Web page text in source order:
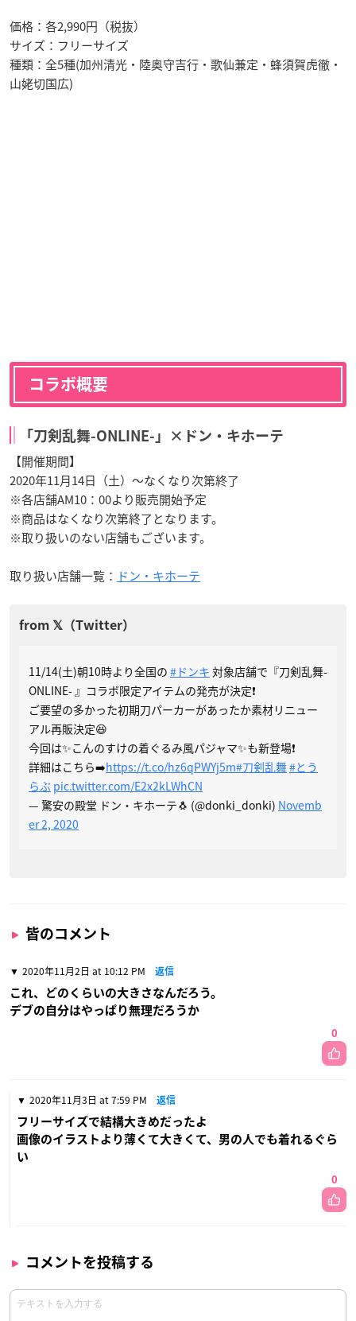
価格：各2,990円（税抜）
サイズ：フリーサイズ
種類：全5種(加州清光・陸奥守吉行・歌仙兼定・蜂須賀虎徹・
山姥切国広)
コラボ概要
「刀剣乱舞-ONLINE-」×ドン・キホーテ
【開催期間】
2020年11月14日（土）～なくなり次第終了
※各店舗AM10：00より販売開始予定
※商品はなくなり次第終了となります。
※取り扱いのない店舗もございます。
取り扱い店舗一覧： ドン・キホーテ
11/14(土)朝10時より全国の #ドンキ 対象店舗で『刀剣乱舞-
ONLINE- 』コラボ限定アイテムの発売が決定❗️
ご要望の多かった初期刀パーカーがあったか素材リニュー
アル再販決定😆
今回は✨こんのすけの着ぐるみ風パジャマ✨も新登場❗️
詳細はこちら➡️https://t.co/hz6qPWYj5m#刀剣乱舞#とう
らぶ pic.twitter.com/E2x2kLWhCN
— 驚安の殿堂 ドン・キホーテ🐧 (@donki_donki) Novemb
er 2, 2020
皆のコメント
2020年11月2日 at 10:12 PM 返信
これ、どのくらいの大きさなんだろう。
デブの自分はやっぱり無理だろうか
0
2020年11月3日 at 7:59 PM 返信
フリーサイズで結構大きめだったよ
画像のイラストより薄くて大きくて、男の人でも着れるぐら
い
0
コメントを投稿する